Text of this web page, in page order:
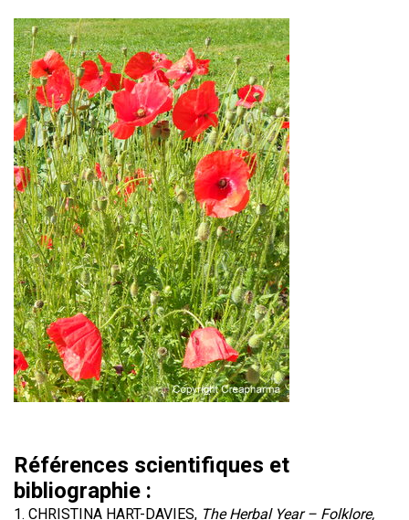
Références scientifiques et
bibliographie :
CHRISTINA HART-DAVIES, The Herbal Year – Folklore,